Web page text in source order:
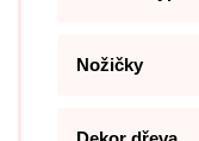
Nožičky